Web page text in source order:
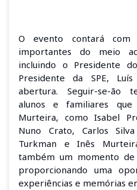
O evento contará
importantes do meio
incluindo o Presidente
Presidente da SPE,
abertura. Seguir-se-ão
alunos e familiares que
Murteira, como Isabel
Nuno Crato, Carlos
Turkman e Inês
também um momento
proporcionando uma
experiências e memórias